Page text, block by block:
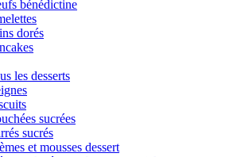
bénédictine
dorés
les desserts
sucrées
sucrés
et mousses dessert